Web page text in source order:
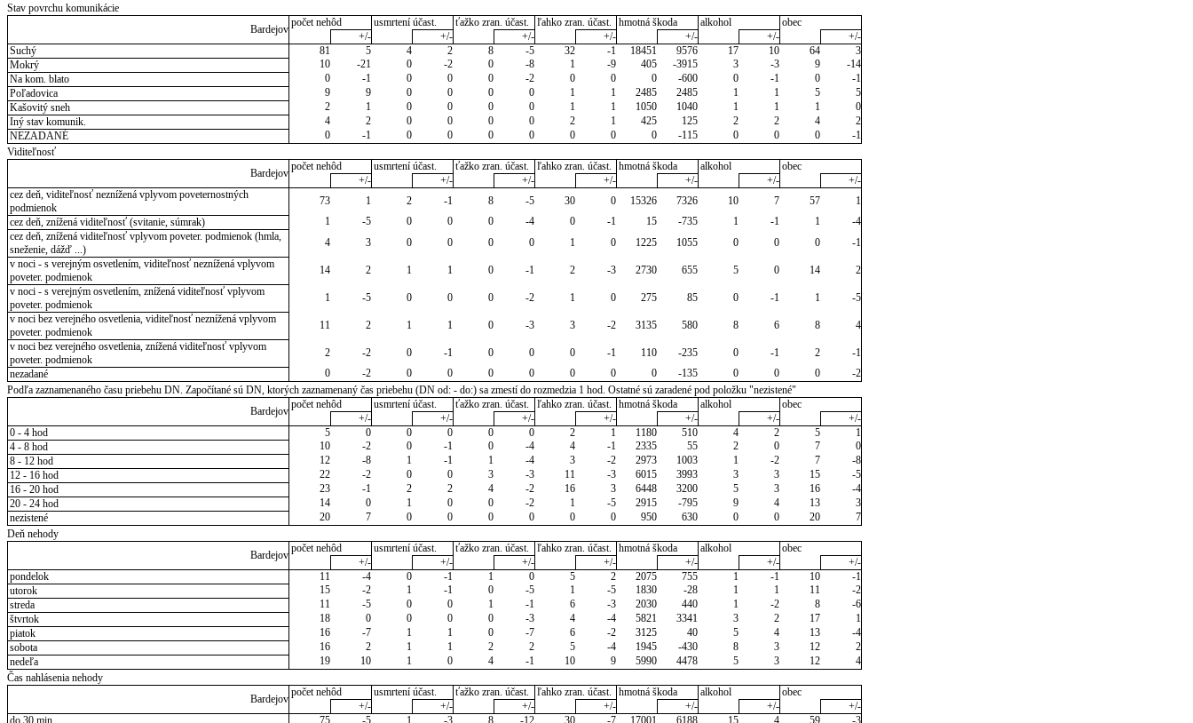
Stav povrchu komunikácie
Bardejov
počet nehôd usmrtení účast. ťažko zran. účast. ľahko zran. účast. hmotná škoda alkohol
obec
+/-
+/- +/- +/- +/- +/-
+/-
Suchý
81 5 4 2 8 -5 32 -1 18451 9576 17 10 64
3
Mokrý
10 -21 0 -2 0 -8 1 -9 405 -3915 3 -3 9
-14
Na kom. blato
0 -1 0 0 0 -2 0 0 0 -600 0 -1 0
-1
Poľadovica
9 9 0 0 0 0 1 1 2485 2485 1 1 5
5
Kašovitý sneh
2 1 0 0 0 0 1 1 1050 1040 1 1 1
0
Iný stav komunik.
4 2 0 0 0 0 2 1 425 125 2 2 4
2
NEZADANÉ
0 -1 0 0 0 0 0 0 0 -115 0 0 0
-1
Viditeľnosť
Bardejov
počet nehôd usmrtení účast. ťažko zran. účast. ľahko zran. účast. hmotná škoda alkohol
obec
+/-
+/- +/- +/- +/- +/-
+/-
cez deň, viditeľnosť neznížená vplyvom poveternostných
podmienok
73 1 2 -1 8 -5 30 0 15326 7326 10 7 57
1
cez deň, znížená viditeľnosť (svitanie, súmrak)
1 -5 0 0 0 -4 0 -1 15 -735 1 -1 1
-4
cez deň, znížená viditeľnosť vplyvom poveter. podmienok (hmla,
sneženie, dážď ...)
4 3 0 0 0 0 1 0 1225 1055 0 0 0
-1
v noci - s verejným osvetlením, viditeľnosť neznížená vplyvom
poveter. podmienok
14 2 1 1 0 -1 2 -3 2730 655 5 0 14
2
v noci - s verejným osvetlením, znížená viditeľnosť vplyvom
poveter. podmienok
1 -5 0 0 0 -2 1 0 275 85 0 -1 1
-5
v noci bez verejného osvetlenia, viditeľnosť neznížená vplyvom
poveter. podmienok
11 2 1 1 0 -3 3 -2 3135 580 8 6 8
4
v noci bez verejného osvetlenia, znížená viditeľnosť vplyvom
poveter. podmienok
2 -2 0 -1 0 0 0 -1 110 -235 0 -1 2
-1
nezadané
0 -2 0 0 0 0 0 0 0 -135 0 0 0
-2
Podľa zaznamenaného času priebehu DN. Započítané sú DN, ktorých zaznamenaný čas priebehu (DN od: - do:) sa zmestí do rozmedzia 1 hod. Ostatné sú zaradené pod položku "nezistené"
Bardejov
počet nehôd usmrtení účast. ťažko zran. účast. ľahko zran. účast. hmotná škoda alkohol
obec
+/-
+/- +/- +/- +/- +/-
+/-
0 - 4 hod
5 0 0 0 0 0 2 1 1180 510 4 2 5
1
4 - 8 hod
10 -2 0 -1 0 -4 4 -1 2335 55 2 0 7
0
8 - 12 hod
12 -8 1 -1 1 -4 3 -2 2973 1003 1 -2 7
-8
12 - 16 hod
22 -2 0 0 3 -3 11 -3 6015 3993 3 3 15
-5
16 - 20 hod
23 -1 2 2 4 -2 16 3 6448 3200 5 3 16
-4
20 - 24 hod
14 0 1 0 0 -2 1 -5 2915 -795 9 4 13
3
nezistené
20 7 0 0 0 0 0 0 950 630 0 0 20
7
Deň nehody
Bardejov
počet nehôd usmrtení účast. ťažko zran. účast. ľahko zran. účast. hmotná škoda alkohol
obec
+/-
+/- +/- +/- +/- +/-
+/-
pondelok
11 -4 0 -1 1 0 5 2 2075 755 1 -1 10
-1
utorok
15 -2 1 -1 0 -5 1 -5 1830 -28 1 1 11
-2
streda
11 -5 0 0 1 -1 6 -3 2030 440 1 -2 8
-6
štvrtok
18 0 0 0 0 -3 4 -4 5821 3341 3 2 17
1
piatok
16 -7 1 1 0 -7 6 -2 3125 40 5 4 13
-4
sobota
16 2 1 1 2 2 5 -4 1945 -430 8 3 12
2
nedeľa
19 10 1 0 4 -1 10 9 5990 4478 5 3 12
4
Čas nahlásenia nehody
Bardejov
počet nehôd usmrtení účast. ťažko zran. účast. ľahko zran. účast. hmotná škoda alkohol
obec
+/-
+/- +/- +/- +/- +/-
+/-